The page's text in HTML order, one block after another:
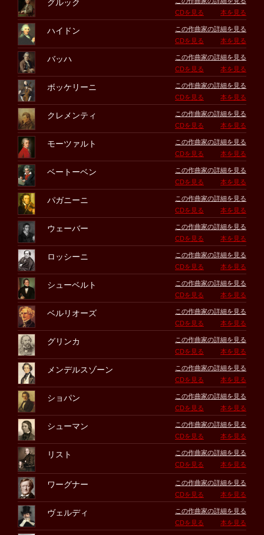
グルック
CDを見る
本を見る
ハイドン
この作曲家の詳細を見る
CDを見る
本を見る
バッハ
この作曲家の詳細を見る
CDを見る
本を見る
ボッケリーニ
この作曲家の詳細を見る
CDを見る
本を見る
クレメンティ
この作曲家の詳細を見る
CDを見る
本を見る
モーツァルト
この作曲家の詳細を見る
CDを見る
本を見る
ベートーベン
この作曲家の詳細を見る
CDを見る
本を見る
パガニーニ
この作曲家の詳細を見る
CDを見る
本を見る
ウェーバー
この作曲家の詳細を見る
CDを見る
本を見る
ロッシーニ
この作曲家の詳細を見る
CDを見る
本を見る
シューベルト
この作曲家の詳細を見る
CDを見る
本を見る
ベルリオーズ
この作曲家の詳細を見る
CDを見る
本を見る
グリンカ
この作曲家の詳細を見る
CDを見る
本を見る
メンデルスゾーン
この作曲家の詳細を見る
CDを見る
本を見る
ショパン
この作曲家の詳細を見る
CDを見る
本を見る
シューマン
この作曲家の詳細を見る
CDを見る
本を見る
リスト
この作曲家の詳細を見る
CDを見る
本を見る
ワーグナー
この作曲家の詳細を見る
CDを見る
本を見る
ヴェルディ
この作曲家の詳細を見る
CDを見る
本を見る